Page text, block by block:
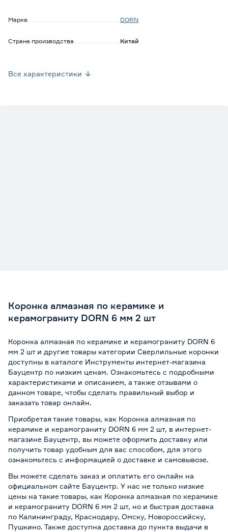
Марка DORN
Страна производства Китай
Все характеристики
Коронка алмазная по керамике и
керамограниту DORN 6 мм 2 шт
Коронка алмазная по керамике и керамограниту DORN 6
мм 2 шт и другие товары категории Сверлильные коронки
доступны в каталоге Инструменты интернет-магазина
Бауцентр по низким ценам. Ознакомьтесь с подробными
характеристиками и описанием, а также отзывами о
данном товаре, чтобы сделать правильный выбор и
заказать товар онлайн.
Приобретая такие товары, как Коронка алмазная по
керамике и керамограниту DORN 6 мм 2 шт, в интернет-
магазине Бауцентр, вы можете оформить доставку или
получить товар удобным для вас способом, для этого
ознакомьтесь с информацией о доставке и самовывозе.
Вы можете сделать заказ и оплатить его онлайн на
официальном сайте Бауцентр. У нас не только низкие
цены на такие товары, как Коронка алмазная по керамике
и керамограниту DORN 6 мм 2 шт, но и быстрая доставка
по Калининграду, Краснодару, Омску, Новороссийску,
Пушкино. Также доступна доставка до пункта выдачи в